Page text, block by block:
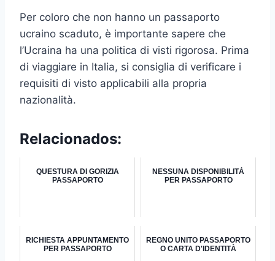
Per coloro che non hanno un passaporto
ucraino scaduto, è importante sapere che
l’Ucraina ha una politica di visti rigorosa. Prima
di viaggiare in Italia, si consiglia di verificare i
requisiti di visto applicabili alla propria
nazionalità.
Relacionados:
QUESTURA DI GORIZIA
PASSAPORTO
NESSUNA DISPONIBILITÀ
PER PASSAPORTO
RICHIESTA APPUNTAMENTO
PER PASSAPORTO
REGNO UNITO PASSAPORTO
O CARTA D'IDENTITÀ